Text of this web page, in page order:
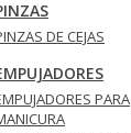
DE CEJAS
PARA